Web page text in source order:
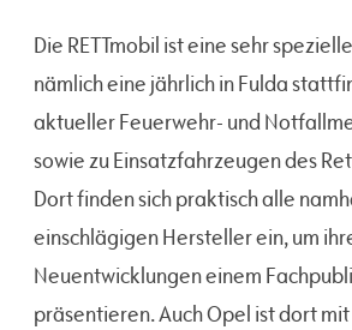
Die RETTmobil ist eine sehr
nämlich eine jährlich in Fulda
aktueller Feuerwehr- und
sowie zu Einsatzfahrzeugen des
Dort finden sich praktisch alle
einschlägigen Hersteller ein, um
Neuentwicklungen einem
präsentieren. Auch Opel ist dort